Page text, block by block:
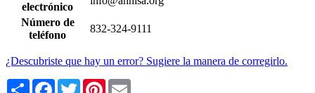
electrónico
Número de
teléfono
832-324-9111
¿Descubriste que hay un error? Sugiere la manera de corregirlo.
Share Facebook
TwitterPinterest